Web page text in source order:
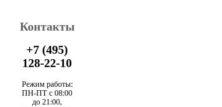
Контакты
+7 (495)
128-22-10
Режим работы:
ПН-ПТ с 08:00
до 21:00,